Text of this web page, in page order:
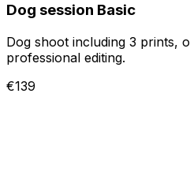
Dog session Basic
Dog shoot including 3 prints,
professional editing.
€139